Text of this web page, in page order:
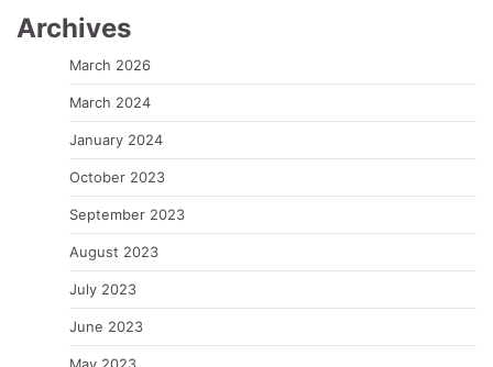
Archives
March 2026
March 2024
January 2024
October 2023
September 2023
August 2023
July 2023
June 2023